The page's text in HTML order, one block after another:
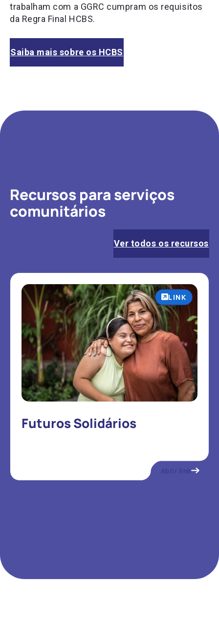
trabalham com a GGRC cumpram os requisitos
da Regra Final HCBS.
Saiba mais sobre os HCBS
Recursos para serviços
comunitários
Ver todos os recursos
LINK
Futuros Solidários